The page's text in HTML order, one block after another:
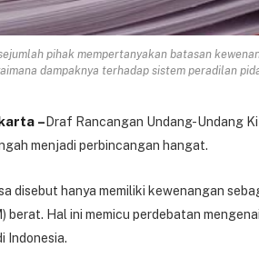
pihak mempertanyakan batasan
dampaknya terhadap sistem peradilan
–Draf Rancangan Undang-Undang
menjadi perbincangan hangat.
disebut hanya memiliki kewenangan
berat. Hal ini memicu perdebatan
Indonesia.